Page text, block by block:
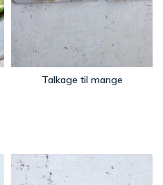
Talkage til mange